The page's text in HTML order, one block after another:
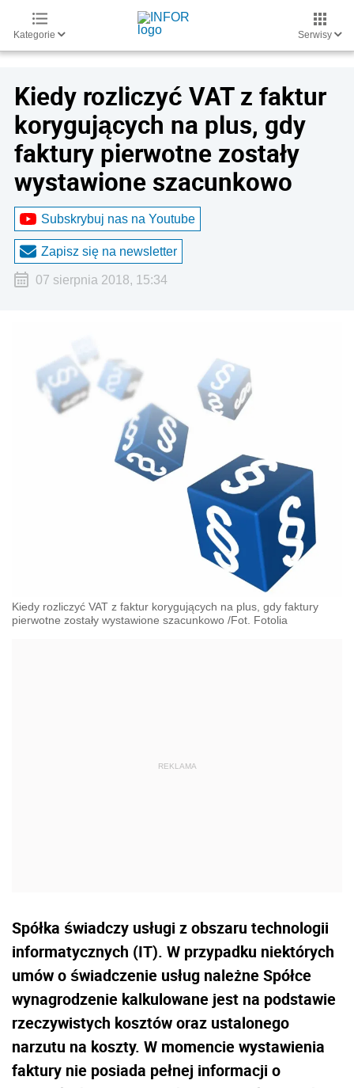
Kategorie Serwisy
Kiedy rozliczyć VAT z faktur
korygujących na plus, gdy
faktury pierwotne zostały
wystawione szacunkowo
Subskrybuj nas na Youtube
Zapisz się na newsletter
07 sierpnia 2018, 15:34
Kiedy rozliczyć VAT z faktur korygujących na plus, gdy faktury
pierwotne zostały wystawione szacunkowo /Fot. Fotolia
Spółka świadczy usługi z obszaru technologii
informatycznych (IT). W przypadku niektórych
umów o świadczenie usług należne Spółce
wynagrodzenie kalkulowane jest na podstawie
rzeczywistych kosztów oraz ustalonego
narzutu na koszty. W momencie wystawienia
faktury nie posiada pełnej informacji o